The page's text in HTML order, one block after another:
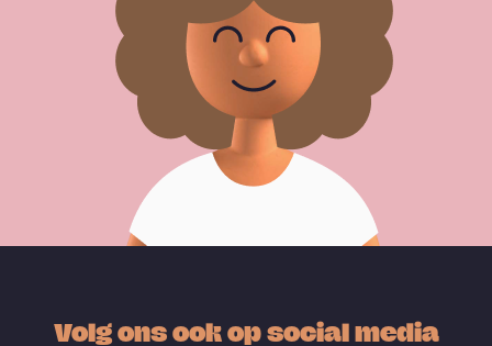
Volg ons ook op social media